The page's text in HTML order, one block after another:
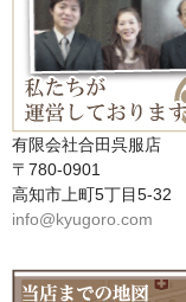
有限会社合田呉服店
〒780-0901
高知市上町5丁目5-32
info@kyugoro.com